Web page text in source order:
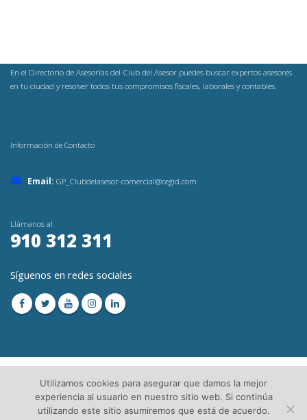
En el Directorio de Asesorías del Club del Asesor puedes buscar expertos asesores
en tu ciudad y resolver todos tus compromisos fiscales, laborales y contables.
Información de Contacto
Email: GP_Clubdelasesor-comercial@cegid.com
Llámanos al
910 312 311
Síguenos en redes sociales
© Copyright 2023. Todos los Derechos Reservados│Aviso Legal │Directorio de
Utilizamos cookies para asegurar que damos la mejor
experiencia al usuario en nuestro sitio web. Si continúa
utilizando este sitio asumiremos que está de acuerdo.